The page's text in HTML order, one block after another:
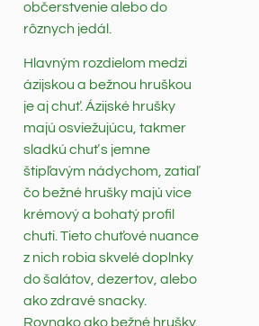
občerstvenie alebo do
rôznych jedál.
Hlavným rozdielom medzi
ázijskou a bežnou hruškou
je aj chuť. Ázijské hrušky
majú osviežujúcu, takmer
sladkú chuť s jemne
štipľavým nádychom, zatiaľ
čo bežné hrušky majú vice
krémový a bohatý profil
chuti. Tieto chuťové nuance
z nich robia skvelé doplnky
do šalátov, dezertov, alebo
ako zdravé snacky.
Rovnako ako bežné hrušky,